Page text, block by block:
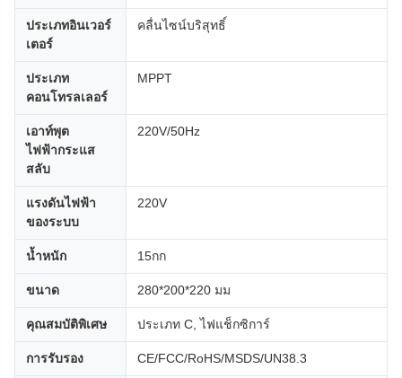
ประเภทอินเวอร์
เตอร์
คลื่นไซน์บริสุทธิ์
ประเภท
คอนโทรลเลอร์
MPPT
เอาท์พุต
ไฟฟ้ากระแส
สลับ
220V/50Hz
แรงดันไฟฟ้า
ของระบบ
220V
น้ำหนัก 15กก
ขนาด 280*200*220 มม
คุณสมบัติพิเศษ ประเภท C, ไฟแช็กซิการ์
การรับรอง CE/FCC/RoHS/MSDS/UN38.3